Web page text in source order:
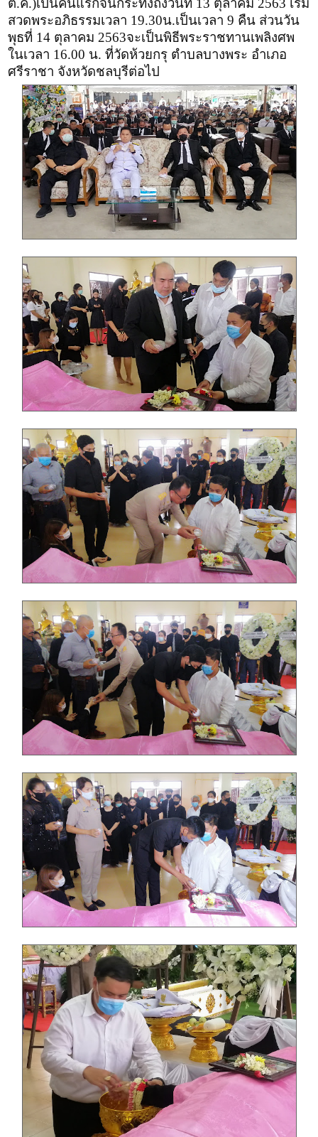
ต.ค.)​เป็นคืนแรก​ จนกระทั่งถึงวันที่​ 13​ ตุลาคม​ 2563​ เริ่ม
สวดพระอภิธรรมเวลา​ 19.30​ น.​เป็นเวลา​ 9​ คืน​ ส่วนวัน
พุธที่​ 14​ ตุลาคม​ 2563​ จะเป็นพิธีพระราชทานเพลิงศพ​
ในเวลา​ 16.00​ น. ที่วัดห้วยกรุ ตำบลบางพระ อำเภอ
ศรีราชา จังหวัดชลบุรีต่อไป